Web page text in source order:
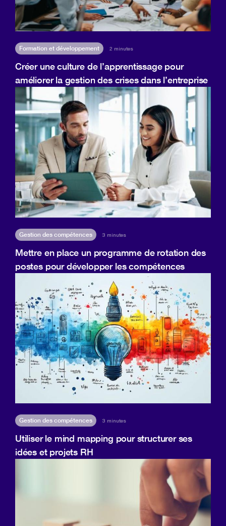
Formation et développement 2 minutes
Créer une culture de l’apprentissage pour
améliorer la gestion des crises dans l’entreprise
Gestion des compétences 3 minutes
Mettre en place un programme de rotation des
postes pour développer les compétences
Gestion des compétences 3 minutes
Utiliser le mind mapping pour structurer ses
idées et projets RH